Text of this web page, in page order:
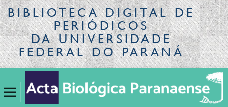
Legislação
Canais
BIBLIOTECA DIGITALDE
PERIÓDICOS
DA UNIVERSIDADE
FEDERAL DO PARANÁ